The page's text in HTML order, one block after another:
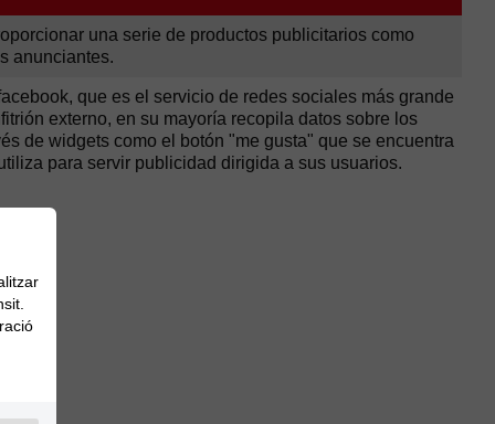
una serie de productos publicitarios como
anunciantes.
que es el servicio de redes sociales más grande
externo, en su mayoría recopila datos sobre los
de widgets como el botón "me gusta" que se encuentra
para servir publicidad dirigida a sus usuarios.